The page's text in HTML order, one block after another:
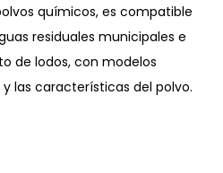
químicos, es compatible
residuales municipales e
de lodos, con modelos
las características del polvo.